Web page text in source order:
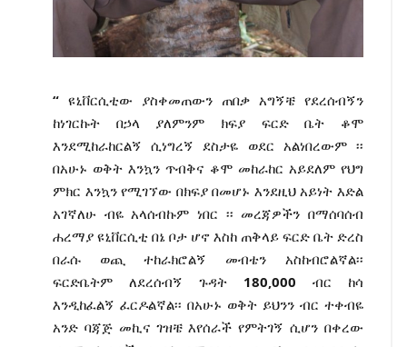
“ዩኒቨርሲቲው ያስቀመጠውን ጠበቃ አግኝቼ የደረሰብኝን
ከነገርኩት በኃላ ያለምንም ክፍያ ፍርድ ቤት ቆሞ
እንደሚከራከርልኝ ሲነግረኝ ደስታዬ ወደር አልነበረውም ፡፡
በአሁኑ ወቅት እንኳን ጥብቅና ቆሞ መከራከር አይደለም የህግ
ምክር እንኳን የሚገኘው በክፍያ በመሆኑ እንደዚህ አይነት እድል
አገኛለሁ ብዬ አላሰብኩም ነበር ፡፡ መረጃዎችን በማሰባሰብ
ሐረማያ ዩኒቨርሲቲ በኔ ቦታ ሆኖ እስከ ጠቅላይ ፍርድ ቤት ድረስ
በራሱ ወጪ ተከራክሮልኝ መብቴን አስከብሮልኛል፡፡
ፍርድቤትም ለደረሰብኝ ጉዳት 180‚000 ብር ከሳ
እንዲከፈልኝ ፈርዶልኛል፡፡ በአሁኑ ወቅት ይህንን ብር ተቀብዬ
አንድ ባጃጅ መኪና ገዝቼ እየሰራች የምትገኝ ሲሆን በቀረው